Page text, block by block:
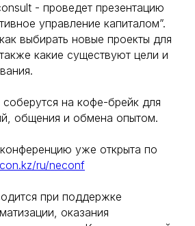
- проведет презентацию
управление капиталом”.
выбирать новые проекты для
какие существуют цели и
соберутся на кофе-брейк для
общения и обмена опытом.
уже открыта по
ru/neconf
при поддержке
оказания